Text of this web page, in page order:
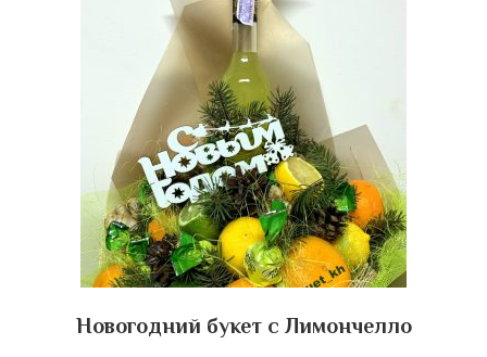
Новогодний букет с Лимончелло